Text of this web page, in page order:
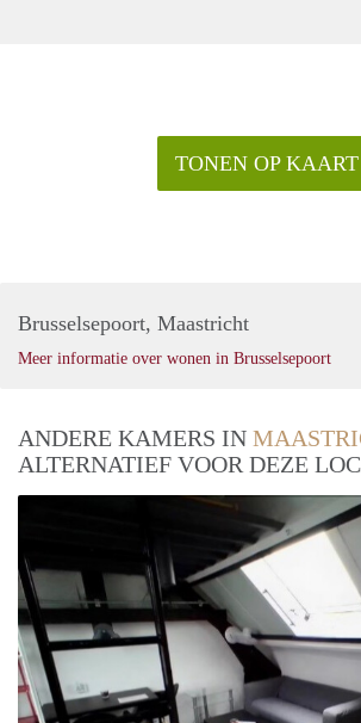
TONEN OP KAART
Brusselsepoort, Maastricht
Meer informatie over wonen in Brusselsepoort
ANDERE KAMERS IN
ALTERNATIEF VOOR DEZE